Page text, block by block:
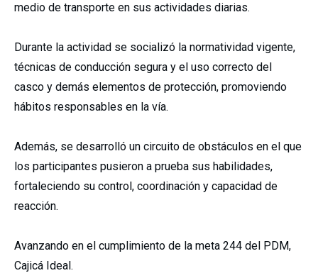
medio de transporte en sus actividades diarias.
Durante la actividad se socializó la normatividad vigente,
técnicas de conducción segura y el uso correcto del
casco y demás elementos de protección, promoviendo
hábitos responsables en la vía.
Además, se desarrolló un circuito de obstáculos en el que
los participantes pusieron a prueba sus habilidades,
fortaleciendo su control, coordinación y capacidad de
reacción.
Avanzando en el cumplimiento de la meta 244 del PDM,
Cajicá Ideal.